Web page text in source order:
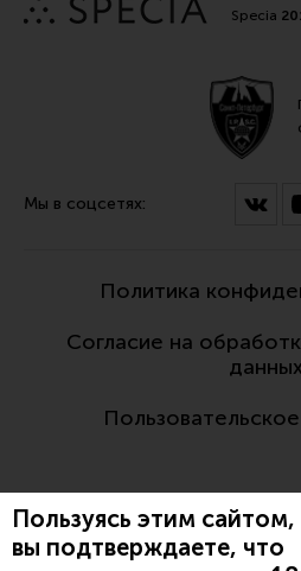
Пользуясь этим сайтом,
вы подтверждаете, что
Specia
Мы в соцсетях:
Политика
Согласие на
данных